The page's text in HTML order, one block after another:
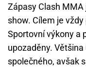
Zápasy Clash
show. Cílem je
Sportovní výkony a
upozaděny.
společného, avšak